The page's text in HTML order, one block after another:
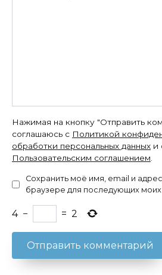
Нажимая на кнопку "Отправить
соглашаюсь с Политикой
обработки персональных данных и
Пользовательским соглашением
Сохранить моё имя, email и
браузере для последующих
4 − = 2